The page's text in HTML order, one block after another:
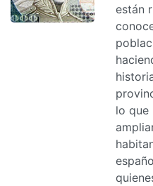
están
lo que